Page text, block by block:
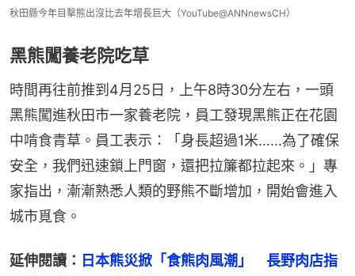
秋田縣今年目擊熊出沒比去年增長巨大（YouTube@ANNnewsCH）
黑熊闖養老院吃草
時間再往前推到4月25日，上午8時30分左右，一頭
黑熊闖進秋田市一家養老院，員工發現黑熊正在花園
中啃食青草。員工表示：「身長超過1米…...為了確保
安全，我們迅速鎖上門窗，還把拉簾都拉起來。」專
家指出，漸漸熟悉人類的野熊不斷增加，開始會進入
城市覓食。
延伸閱讀： 日本熊災掀「食熊肉風潮」　長野肉店指